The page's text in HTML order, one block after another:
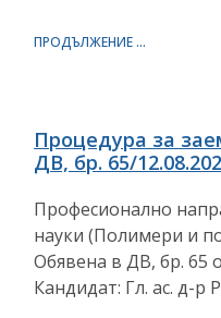
ПРОДЪЛЖЕНИЕ ...
Процедура за
ДВ, бр. 65/
Професионално
науки (Полимери и
Обявена в ДВ, бр. 65
Кандидат: Гл. ас. д-р